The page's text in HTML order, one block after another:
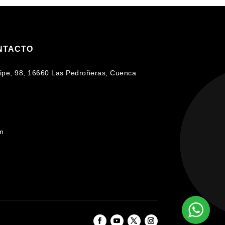
98, 16660 Las Pedroñeras, Cuenca